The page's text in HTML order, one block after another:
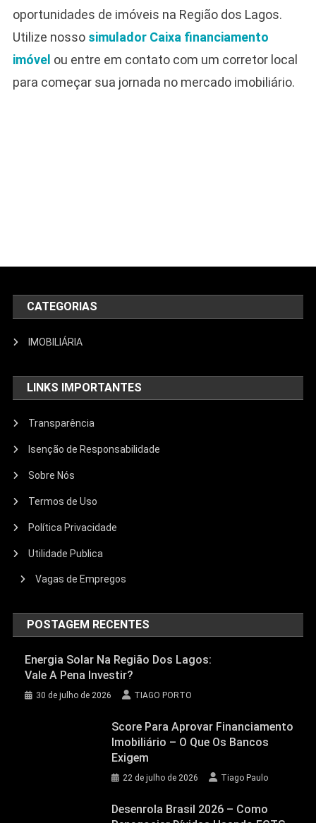
oportunidades de imóveis na Região dos Lagos.
Utilize nosso simulador Caixa financiamento
imóvel ou entre em contato com um corretor local
para começar sua jornada no mercado imobiliário.
CATEGORIAS
IMOBILIÁRIA
LINKS IMPORTANTES
Transparência
Isenção de Responsabilidade
Sobre Nós
Termos de Uso
Política Privacidade
Utilidade Publica
Vagas de Empregos
POSTAGEM RECENTES
Energia Solar Na Região Dos Lagos:
Vale A Pena Investir?
30 de julho de 2026 TIAGO PORTO
Score Para Aprovar Financiamento
Imobiliário – O Que Os Bancos
Exigem
22 de julho de 2026 Tiago Paulo
Desenrola Brasil 2026 – Como